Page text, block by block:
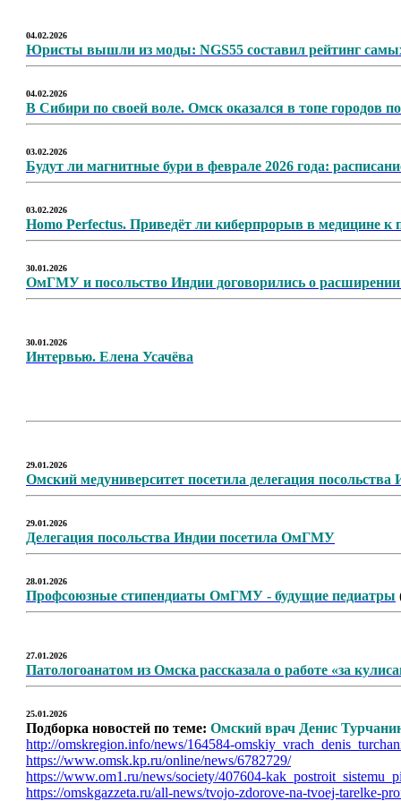
04.02.2026
Юристы вышли из моды: NGS55 составил рейтинг
04.02.2026
В Сибири по своей воле. Омск оказался в топе городов
03.02.2026
Будут ли магнитные бури в феврале 2026 года:
03.02.2026
Homo Perfectus. Приведёт ли киберпрорыв в медицине к
30.01.2026
ОмГМУ и посольство Индии договорились о
30.01.2026
Интервью. Елена Усачёва
29.01.2026
Омский медуниверситет посетила делегация посольства
29.01.2026
Делегация посольства Индии посетила ОмГМУ
28.01.2026
Профсоюзные стипендиаты ОмГМУ - будущие педиатры
27.01.2026
Патологоанатом из Омска рассказала о работе «за
25.01.2026
Подборка новостей по теме: Омский врач Денис
http://omskregion.info/news/164584-
https://www.omsk.kp.ru/online/news/6782729/
https://www.om1.ru/news/society/407604-
https://omskgazzeta.ru/all-news/tvojo-zdorove-na-tvoej-tarelke-